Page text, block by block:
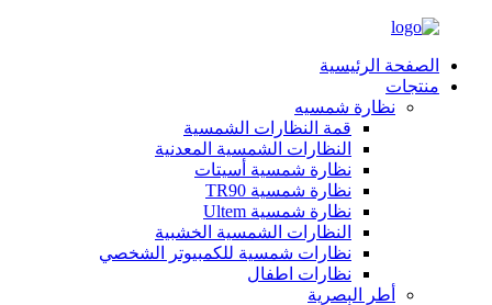
الصفحة الرئيسية
منتجات
نظارة شمسيه
قمة النظارات الشمسية
النظارات الشمسية المعدنية
نظارة شمسية أسيتات
نظارة شمسية TR90
نظارة شمسية Ultem
النظارات الشمسية الخشبية
نظارات شمسية للكمبيوتر الشخصي
نظارات اطفال
أطر البصرية